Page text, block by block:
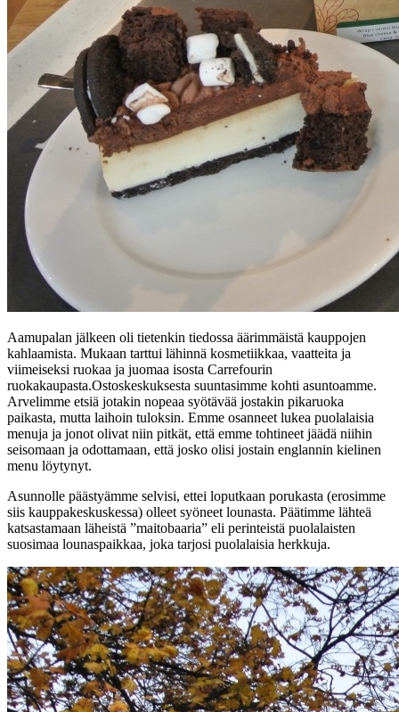
Aamupalan jälkeen oli tietenkin tiedossa äärimmäistä kauppojen
kahlaamista. Mukaan tarttui lähinnä kosmetiikkaa, vaatteita ja
viimeiseksi ruokaa ja juomaa isosta Carrefourin
ruokakaupasta.Ostoskeskuksesta suuntasimme kohti asuntoamme.
Arvelimme etsiä jotakin nopeaa syötävää jostakin pikaruoka
paikasta, mutta laihoin tuloksin. Emme osanneet lukea puolalaisia
menuja ja jonot olivat niin pitkät, että emme tohtineet jäädä niihin
seisomaan ja odottamaan, että josko olisi jostain englannin kielinen
menu löytynyt.
Asunnolle päästyämme selvisi, ettei loputkaan porukasta (erosimme
siis kauppakeskuskessa) olleet syöneet lounasta. Päätimme lähteä
katsastamaan läheistä ”maitobaaria” eli perinteistä puolalaisten
suosimaa lounaspaikkaa, joka tarjosi puolalaisia herkkuja.